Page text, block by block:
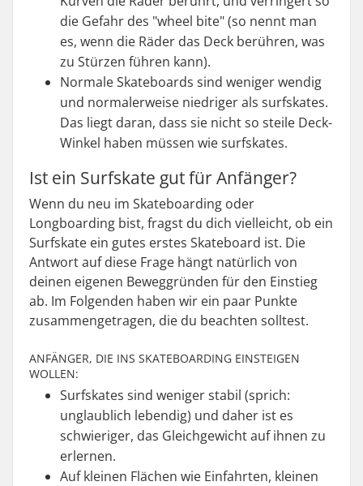
die Gefahr des "wheel bite" (so nennt man
es, wenn die Räder das Deck berühren, was
zu Stürzen führen kann).
Normale Skateboards sind weniger wendig
und normalerweise niedriger als surfskates.
Das liegt daran, dass sie nicht so steile Deck-
Winkel haben müssen wie surfskates.
Ist ein Surfskate gut für Anfänger?
Wenn du neu im Skateboarding oder
Longboarding bist, fragst du dich vielleicht, ob ein
Surfskate ein gutes erstes Skateboard ist. Die
Antwort auf diese Frage hängt natürlich von
deinen eigenen Beweggründen für den Einstieg
ab. Im Folgenden haben wir ein paar Punkte
zusammengetragen, die du beachten solltest.
ANFÄNGER, DIE INS SKATEBOARDING EINSTEIGEN
WOLLEN:
Surfskates sind weniger stabil (sprich:
unglaublich lebendig) und daher ist es
schwieriger, das Gleichgewicht auf ihnen zu
erlernen.
Auf kleinen Flächen wie Einfahrten, kleinen